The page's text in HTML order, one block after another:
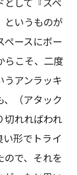
というものが
ペースにボー
らこそ、二度
うアンラッキ
、（アタック
切れればわれ
形でトライ
ので、それを